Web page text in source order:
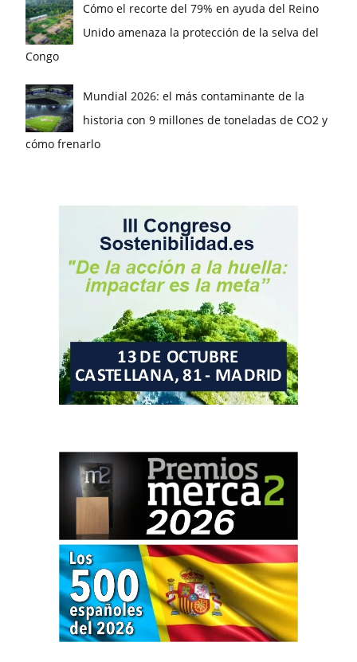
Cómo el recorte del 79% en ayuda del Reino
Unido amenaza la protección de la selva del
Congo
Mundial 2026: el más contaminante de la
historia con 9 millones de toneladas de CO2 y
cómo frenarlo